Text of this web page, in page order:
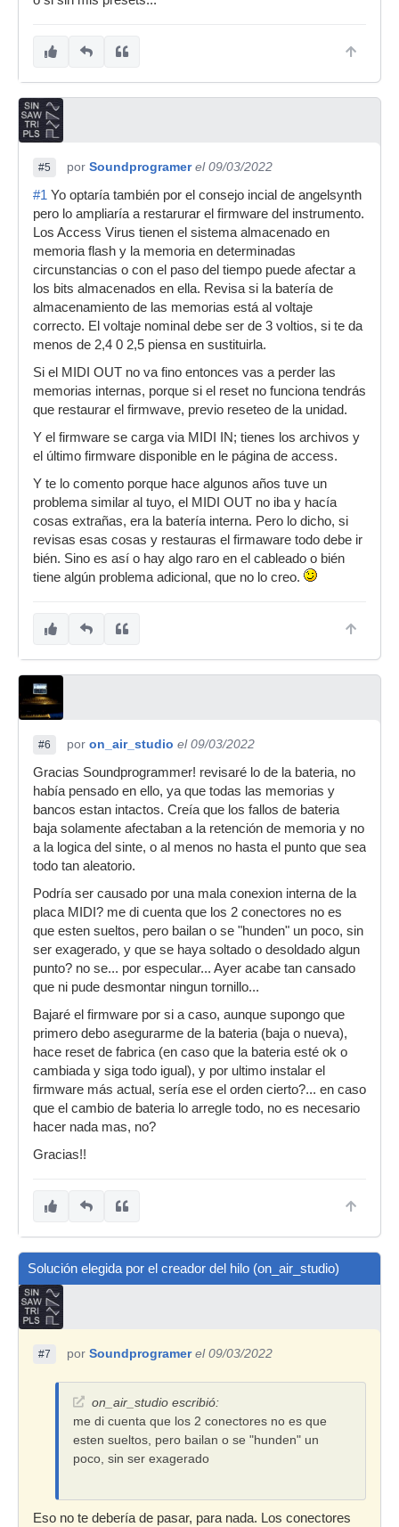
#5 por Soundprogramer el 09/03/2022
#1 Yo optaría también por el consejo incial de angelsynth
pero lo ampliaría a restarurar el firmware del instrumento.
Los Access Virus tienen el sistema almacenado en
memoria flash y la memoria en determinadas
circunstancias o con el paso del tiempo puede afectar a
los bits almacenados en ella. Revisa si la batería de
almacenamiento de las memorias está al voltaje
correcto. El voltaje nominal debe ser de 3 voltios, si te da
menos de 2,4 0 2,5 piensa en sustituirla.
Si el MIDI OUT no va fino entonces vas a perder las
memorias internas, porque si el reset no funciona tendrás
que restaurar el firmwave, previo reseteo de la unidad.
Y el firmware se carga via MIDI IN; tienes los archivos y
el último firmware disponible en le página de access.
Y te lo comento porque hace algunos años tuve un
problema similar al tuyo, el MIDI OUT no iba y hacía
cosas extrañas, era la batería interna. Pero lo dicho, si
revisas esas cosas y restauras el firmaware todo debe ir
bién. Sino es así o hay algo raro en el cableado o bién
tiene algún problema adicional, que no lo creo.
#6 por on_air_studio el 09/03/2022
Gracias Soundprogrammer! revisaré lo de la bateria, no
había pensado en ello, ya que todas las memorias y
bancos estan intactos. Creía que los fallos de bateria
baja solamente afectaban a la retención de memoria y no
a la logica del sinte, o al menos no hasta el punto que sea
todo tan aleatorio.
Podría ser causado por una mala conexion interna de la
placa MIDI? me di cuenta que los 2 conectores no es
que esten sueltos, pero bailan o se "hunden" un poco, sin
ser exagerado, y que se haya soltado o desoldado algun
punto? no se... por especular... Ayer acabe tan cansado
que ni pude desmontar ningun tornillo...
Bajaré el firmware por si a caso, aunque supongo que
primero debo asegurarme de la bateria (baja o nueva),
hace reset de fabrica (en caso que la bateria esté ok o
cambiada y siga todo igual), y por ultimo instalar el
firmware más actual, sería ese el orden cierto?... en caso
que el cambio de bateria lo arregle todo, no es necesario
hacer nada mas, no?
Gracias!!
Solución elegida por el creador del hilo (on_air_studio)
#7 por Soundprogramer el 09/03/2022
on_air_studio escribió:
me di cuenta que los 2 conectores no es que
esten sueltos, pero bailan o se "hunden" un
poco, sin ser exagerado
Eso no te debería de pasar, para nada. Los conectores